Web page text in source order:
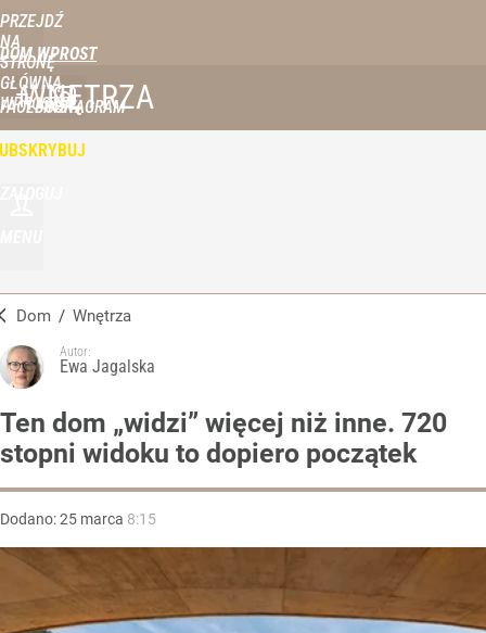
PRZEJDŹ
NA
STRONĘ
GŁÓWNĄ
WPROST.PL
DOM WPROST
FACEBOOKINSTAGRAM
WNĘTRZA
Dom / Wnętrza
Autor:
Ewa Jagalska
Ten dom „widzi” więcej niż inne. 720
stopni widoku to dopiero początek
Dodano:25 marca 8:15